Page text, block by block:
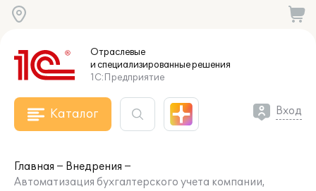
Отраслевые
и специализированныерешения
1С:Предприятие
Каталог Вход
Главная
Внедрения
Автоматизация бухгалтерского учета компании,